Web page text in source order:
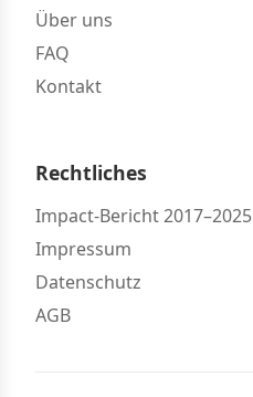
Über uns
FAQ
Kontakt
Rechtliches
Impact-Bericht 2017–2025
Impressum
Datenschutz
AGB